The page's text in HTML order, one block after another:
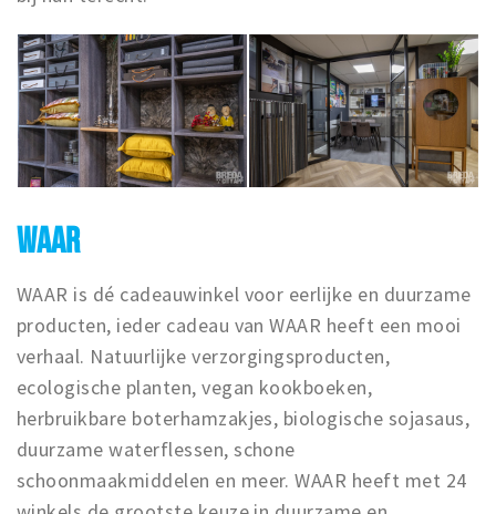
WAAR
WAAR is dé cadeauwinkel voor eerlijke en duurzame
producten, ieder cadeau van WAAR heeft een mooi
verhaal. Natuurlijke verzorgingsproducten,
ecologische planten, vegan kookboeken,
herbruikbare boterhamzakjes, biologische sojasaus,
duurzame waterflessen, schone
schoonmaakmiddelen en meer. WAAR heeft met 24